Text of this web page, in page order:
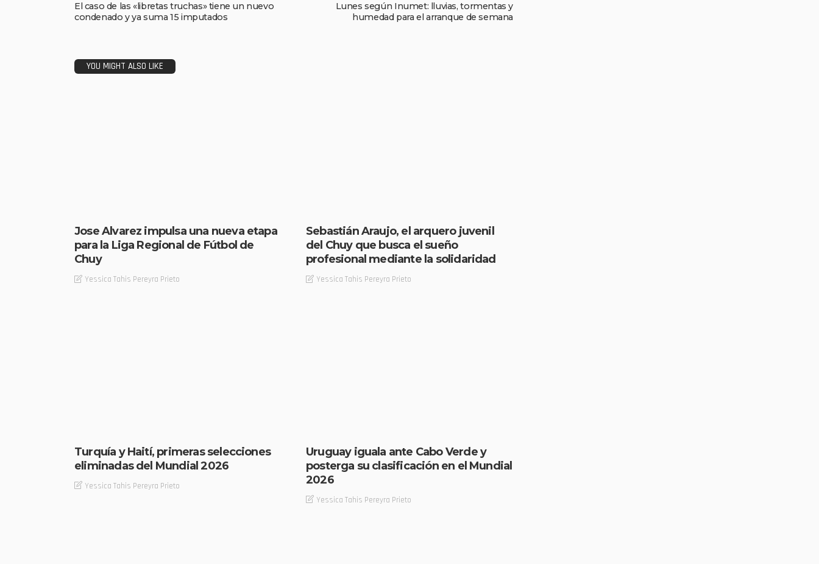
El caso de las «libretas truchas» tiene un nuevo
condenado y ya suma 15 imputados
Lunes según Inumet: lluvias, tormentas y
humedad para el arranque de semana
YOU MIGHT ALSO LIKE
Jose Alvarez impulsa una nueva etapa
para la Liga Regional de Fútbol de
Chuy
Yessica Tahis Pereyra Prieto
Sebastián Araujo, el arquero juvenil
del Chuy que busca el sueño
profesional mediante la solidaridad
Yessica Tahis Pereyra Prieto
Turquía y Haití, primeras selecciones
eliminadas del Mundial 2026
Yessica Tahis Pereyra Prieto
Uruguay iguala ante Cabo Verde y
posterga su clasificación en el Mundial
2026
Yessica Tahis Pereyra Prieto